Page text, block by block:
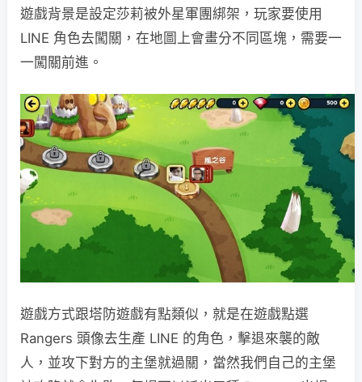
遊戲背景是設定莎莉被外星軍團綁架，玩家要使用
LINE 角色去闖關，在地圖上會畫分不同區塊，需要一
一闖關前進。
遊戲方式跟塔防遊戲有點類似，就是在遊戲點選
Rangers 頭像去生產 LINE 的角色，擊退來襲的敵
人，並攻下對方的主堡就過關，當然我們自己的主堡